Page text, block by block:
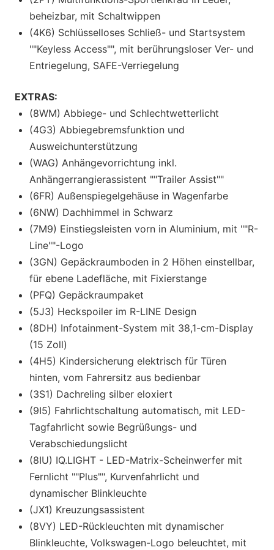
beheizbar, mit Schaltwippen
(4K6) Schlüsselloses Schließ- und Startsystem
""Keyless Access"", mit berührungsloser Ver- und
Entriegelung, SAFE-Verriegelung
EXTRAS:
(8WM) Abbiege- und Schlechtwetterlicht
(4G3) Abbiegebremsfunktion und
Ausweichunterstützung
(WAG) Anhängevorrichtung inkl.
Anhängerrangierassistent ""Trailer Assist""
(6FR) Außenspiegelgehäuse in Wagenfarbe
(6NW) Dachhimmel in Schwarz
(7M9) Einstiegsleisten vorn in Aluminium, mit ""R-
Line""-Logo
(3GN) Gepäckraumboden in 2 Höhen einstellbar,
für ebene Ladefläche, mit Fixierstange
(PFQ) Gepäckraumpaket
(5J3) Heckspoiler im R-LINE Design
(8DH) Infotainment-System mit 38,1-cm-Display
(15 Zoll)
(4H5) Kindersicherung elektrisch für Türen
hinten, vom Fahrersitz aus bedienbar
(3S1) Dachreling silber eloxiert
(9I5) Fahrlichtschaltung automatisch, mit LED-
Tagfahrlicht sowie Begrüßungs- und
Verabschiedungslicht
(8IU) IQ.LIGHT - LED-Matrix-Scheinwerfer mit
Fernlicht ""Plus"", Kurvenfahrlicht und
dynamischer Blinkleuchte
(JX1) Kreuzungsassistent
(8VY) LED-Rückleuchten mit dynamischer
Blinkleuchte, Volkswagen-Logo beleuchtet, mit